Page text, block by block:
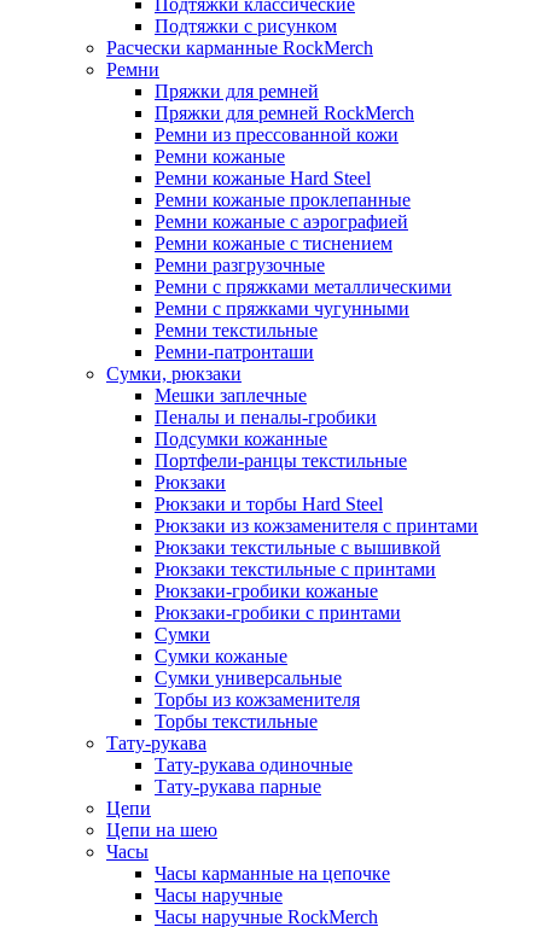
Подтяжки классические
Подтяжки с рисунком
Расчески карманные RockMerch
Ремни
Пряжки для ремней
Пряжки для ремней RockMerch
Ремни из прессованной кожи
Ремни кожаные
Ремни кожаные Hard Steel
Ремни кожаные проклепанные
Ремни кожаные с аэрографией
Ремни кожаные с тиснением
Ремни разгрузочные
Ремни с пряжками металлическими
Ремни с пряжками чугунными
Ремни текстильные
Ремни-патронташи
Сумки, рюкзаки
Мешки заплечные
Пеналы и пеналы-гробики
Подсумки кожанные
Портфели-ранцы текстильные
Рюкзаки
Рюкзаки и торбы Hard Steel
Рюкзаки из кожзаменителя с принтами
Рюкзаки текстильные с вышивкой
Рюкзаки текстильные с принтами
Рюкзаки-гробики кожаные
Рюкзаки-гробики с принтами
Сумки
Сумки кожаные
Сумки универсальные
Торбы из кожзаменителя
Торбы текстильные
Тату-рукава
Тату-рукава одиночные
Тату-рукава парные
Цепи
Цепи на шею
Часы
Часы карманные на цепочке
Часы наручные
Часы наручные RockMerch